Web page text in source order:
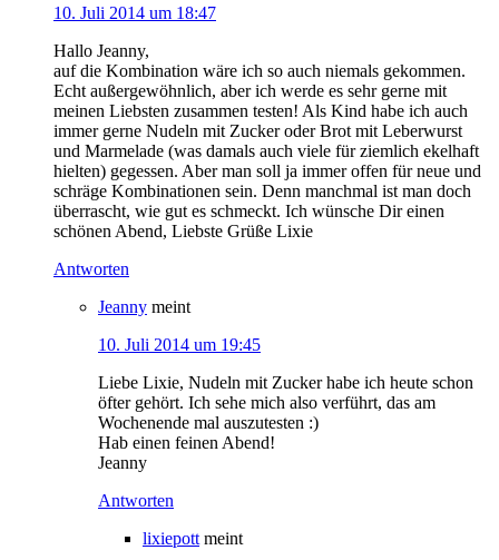
10. Juli 2014 um 18:47
Hallo Jeanny,
auf die Kombination wäre ich so auch niemals gekommen.
Echt außergewöhnlich, aber ich werde es sehr gerne mit
meinen Liebsten zusammen testen! Als Kind habe ich auch
immer gerne Nudeln mit Zucker oder Brot mit Leberwurst
und Marmelade (was damals auch viele für ziemlich ekelhaft
hielten) gegessen. Aber man soll ja immer offen für neue und
schräge Kombinationen sein. Denn manchmal ist man doch
überrascht, wie gut es schmeckt. Ich wünsche Dir einen
schönen Abend, Liebste Grüße Lixie
Antworten
Jeanny meint
10. Juli 2014 um 19:45
Liebe Lixie, Nudeln mit Zucker habe ich heute schon
öfter gehört. Ich sehe mich also verführt, das am
Wochenende mal auszutesten :)
Hab einen feinen Abend!
Jeanny
Antworten
lixiepott meint